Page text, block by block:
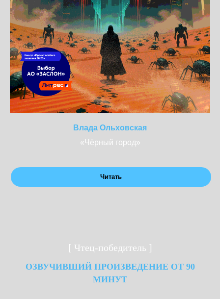
Влада Ольховская
«Чёрный город»
Читать
[ Чтец-победитель ]
ОЗВУЧИВШИЙ ПРОИЗВЕДЕНИЕ ОТ 90
МИНУТ